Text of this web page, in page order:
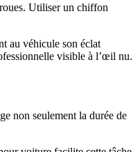
roues. Utiliser un chiffon
au véhicule son éclat
visible à l’œil nu.
non seulement la durée de